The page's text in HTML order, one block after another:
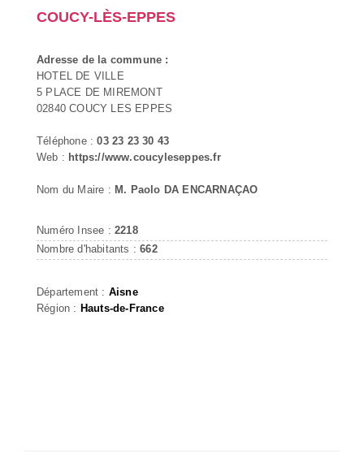
COUCY-LÈS-EPPES
Adresse de la commune :
HOTEL DE VILLE
5 PLACE DE MIREMONT
02840 COUCY LES EPPES
Téléphone :03 23 23 30 43
Web : https://www.coucyleseppes.fr
Nom du Maire : M. Paolo DA ENCARNAÇAO
Numéro Insee : 2218
Nombre d'habitants :662
Département : Aisne
Région : Hauts-de-France